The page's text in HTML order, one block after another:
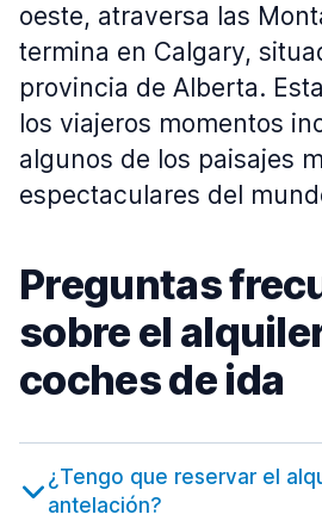
oeste, atraversa las
termina en Calgary,
provincia de Alberta.
los viajeros momentos
algunos de los paisajes
espectaculares del
Preguntas
sobre el
coches de ida
¿Tengo que reservar el
antelación?